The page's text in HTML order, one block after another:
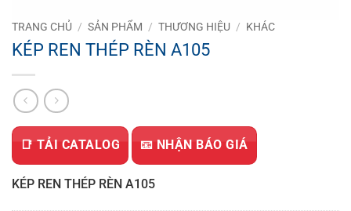
TRANG CHỦ / SẢN PHẨM / THƯƠNG HIỆU / KHÁC
KÉP REN THÉP RÈN A105
📑 TẢI CATALOG 📧 NHẬN BÁO GIÁ
KÉP REN THÉP RÈN A105